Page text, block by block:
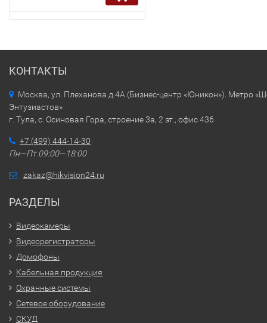
КОНТАКТЫ
Москва, ул. Плеханова д.4А (Бизнес-центр «Юникон»). Метро
Энтузиастов»
г. Тула, с. Осиновая Гора, строение 3а, 2 эт., офис 436
+7 (499) 444-14-30
Пн—Пт 09:00—18:00
zakaz@hikvision24.ru
РАЗДЕЛЫ
Видеокамеры
Видеорегистраторы
Домофоны
Кабельная продукция
Охранные системы
Сетевое оборудование
СКУД